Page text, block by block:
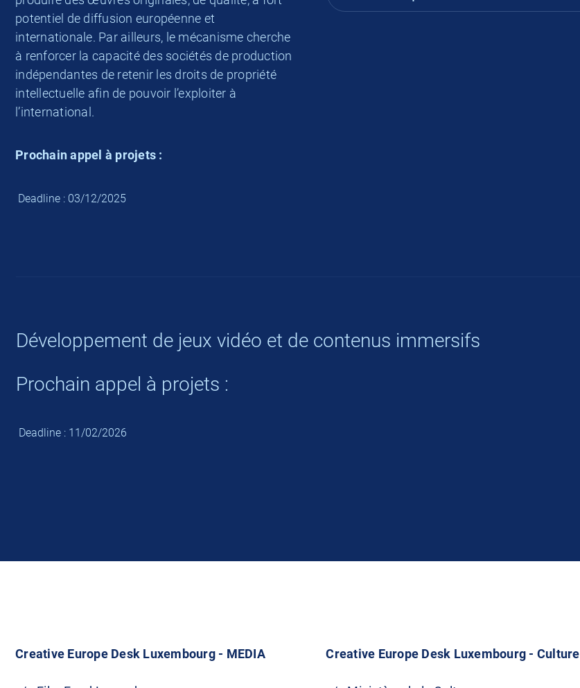
potentiel de diffusion européenne et
internationale. Par ailleurs, le mécanisme cherche
à renforcer la capacité des sociétés de production
indépendantes de retenir les droits de propriété
intellectuelle afin de pouvoir l’exploiter à
l’international.
Prochain appel à projets :
Deadline : 03/12/2025
Développement de jeux vidéo et de contenus immersifs
Prochain appel à projets :
Deadline : 11/02/2026
Creative Europe Desk Luxembourg - MEDIA Creative Europe Desk Luxembourg - Culture